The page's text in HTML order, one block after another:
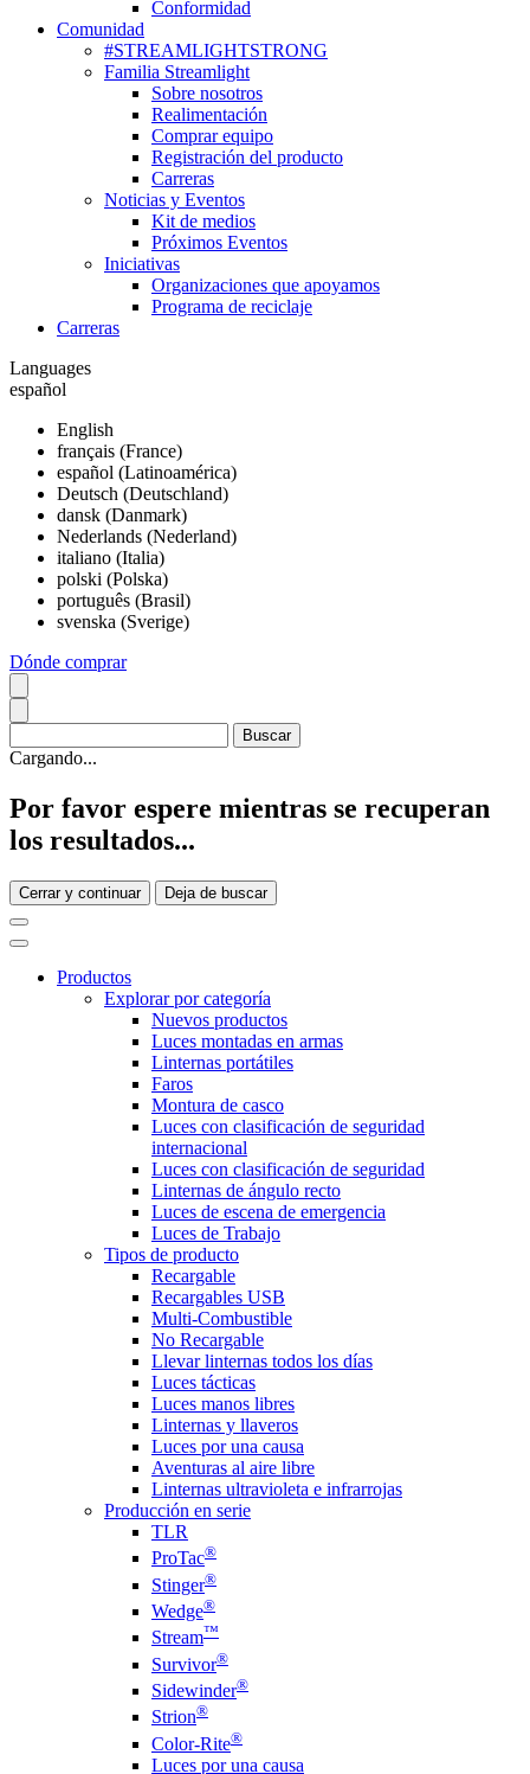
Conformidad
Comunidad
#STREAMLIGHTSTRONG
Familia Streamlight
Sobre nosotros
Realimentación
Comprar equipo
Registración del producto
Carreras
Noticias y Eventos
Kit de medios
Próximos Eventos
Iniciativas
Organizaciones que apoyamos
Programa de reciclaje
Carreras
Languages
español
English
français (France)
español (Latinoamérica)
Deutsch (Deutschland)
dansk (Danmark)
Nederlands (Nederland)
italiano (Italia)
polski (Polska)
português (Brasil)
svenska (Sverige)
Dónde comprar
Cargando...
Por favor espere mientras se recuperan
los resultados...
Cerrar y continuar Deja de buscar
Productos
Explorar por categoría
Nuevos productos
Luces montadas en armas
Linternas portátiles
Faros
Montura de casco
Luces con clasificación de seguridad
internacional
Luces con clasificación de seguridad
Linternas de ángulo recto
Luces de escena de emergencia
Luces de Trabajo
Tipos de producto
Recargable
Recargables USB
Multi-Combustible
No Recargable
Llevar linternas todos los días
Luces tácticas
Luces manos libres
Linternas y llaveros
Luces por una causa
Aventuras al aire libre
Linternas ultravioleta e infrarrojas
Producción en serie
TLR
ProTac®
Stinger®
Wedge®
Stream™
Survivor®
Sidewinder®
Strion®
Color-Rite®
Luces por una causa